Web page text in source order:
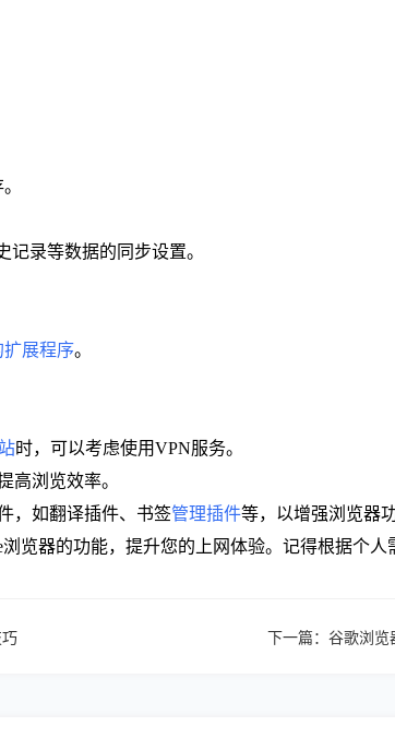
记录等数据的同步设置。
扩展程序。
时，可以考虑使用VPN服务。
高浏览效率。
，如翻译插件、书签管理插件等，以增强浏览器功
览器的功能，提升您的上网体验。记得根据个
下一篇： 谷歌浏览